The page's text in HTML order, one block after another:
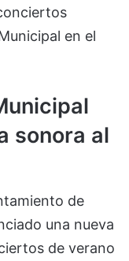
en el
sonora al
de
una nueva
de verano